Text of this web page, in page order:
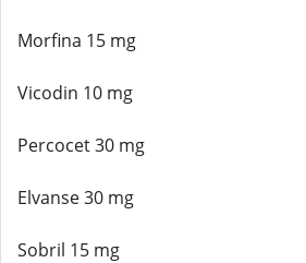
Morfina 15 mg
Vicodin 10 mg
Percocet 30 mg
Elvanse 30 mg
Sobril 15 mg